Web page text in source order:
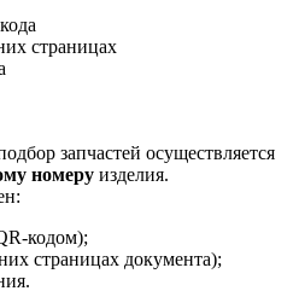
страницах
запчастей осуществляется
номеру изделия.
кодом);
страницах документа);